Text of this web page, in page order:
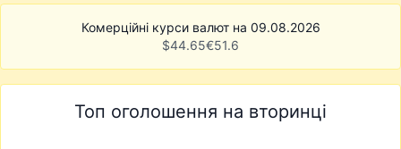
Комерційні курси валют на 09.08.2026
$44.65€51.6
Топ оголошення на вторинці